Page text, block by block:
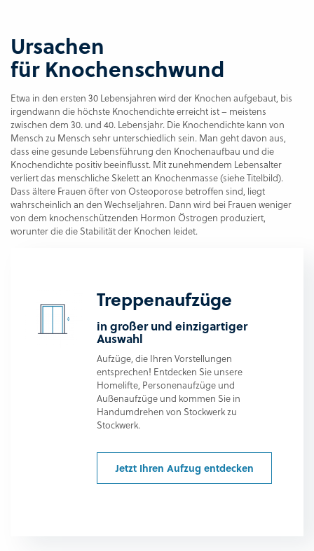
Ursachen
für Knochenschwund
Etwa in den ersten 30 Lebensjahren wird der Knochen aufgebaut, bis
irgendwann die höchste Knochendichte erreicht ist – meistens
zwischen dem 30. und 40. Lebensjahr. Die Knochendichte kann von
Mensch zu Mensch sehr unterschiedlich sein. Man geht davon aus,
dass eine gesunde Lebensführung den Knochenaufbau und die
Knochendichte positiv beeinflusst. Mit zunehmendem Lebensalter
verliert das menschliche Skelett an Knochenmasse (siehe Titelbild).
Dass ältere Frauen öfter von Osteoporose betroffen sind, liegt
wahrscheinlich an den Wechseljahren. Dann wird bei Frauen weniger
von dem knochenschützenden Hormon Östrogen produziert,
worunter die die Stabilität der Knochen leidet.
Treppenaufzüge
in großer und einzigartiger
Auswahl
Aufzüge, die Ihren Vorstellungen
entsprechen! Entdecken Sie unsere
Homelifte, Personenaufzüge und
Außenaufzüge und kommen Sie in
Handumdrehen von Stockwerk zu
Stockwerk.
Jetzt Ihren Aufzug entdecken